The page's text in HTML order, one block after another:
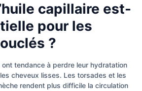
capillaire est-
pour les
?
tendance à perdre leur hydratation
cheveux lisses. Les torsades et les
rendent plus difficile la circulation